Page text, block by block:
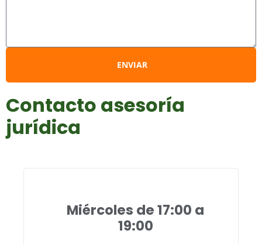
ENVIAR
Contacto asesoría
jurídica
Miércoles de 17:00 a
19:00